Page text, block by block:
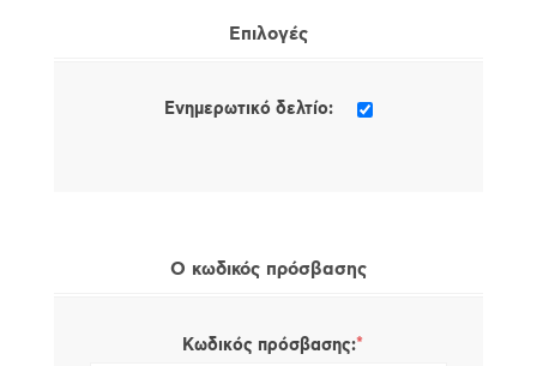
Επιλογές
Ενημερωτικό δελτίο:
Ο κωδικός πρόσβασης
Κωδικός πρόσβασης:*